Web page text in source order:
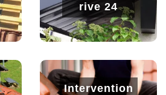
rive 24
Intervention